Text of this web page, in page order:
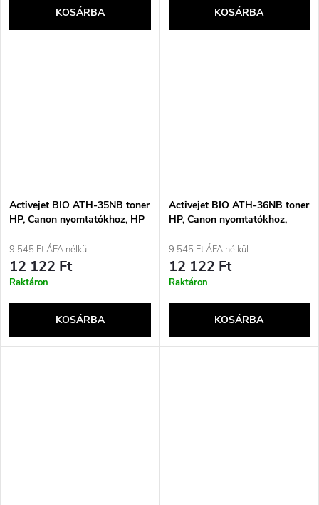
KOSÁRBA KOSÁRBA
Activejet BIO ATH-35NB toner
HP, Canon nyomtatókhoz, HP
nyomtatók cseréje; Supreme;
1800 oldal; fekete.
9 545 Ft ÁFA nélkül
12 122 Ft
Raktáron
KOSÁRBA
Activejet BIO ATH-36NB toner
HP, Canon nyomtatókhoz,
Canon CRG-713; Supreme;
2000 oldal; fekete.
9 545 Ft ÁFA nélkül
12 122 Ft
Raktáron
KOSÁRBA